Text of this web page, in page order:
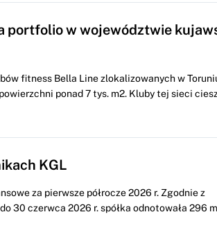
portfolio w województwie
fitness Bella Line zlokalizowanych w
ponad 7 tys. m2. Kluby tej sieci
KGL
za pierwsze półrocze 2026 r. Zgodnie z
30 czerwca 2026 r. spółka odnotowała 296